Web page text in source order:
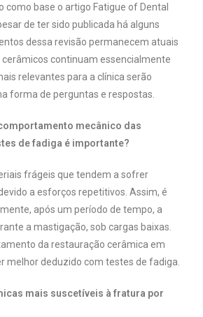
como base o artigo Fatigue of Dental
de ter sido publicada há alguns
dessa revisão permanecem atuais
continuam essencialmente
relevantes para a clínica serão
forma de perguntas e respostas.
mecânico das
de fadiga é importante?
frágeis que tendem a sofrer
a esforços repetitivos. Assim, é
após um período de tempo, a
a mastigação, sob cargas baixas.
da restauração cerâmica em
melhor deduzido com testes de fadiga.
mais suscetíveis à fratura por